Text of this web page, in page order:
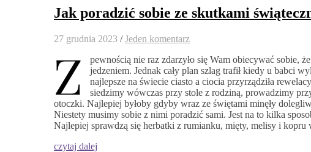
Jak poradzić sobie ze skutkami
27 grudnia 2023 / Jeden komentarz
Z
pewnością nie raz zdarzyło się Wam obiecywać sobie,
jedzeniem. Jednak cały plan szlag trafił kiedy u babci
najlepsze na świecie ciasto a ciocia przyrządziła
siedzimy wówczas przy stole z rodziną, prowadzimy
otoczki. Najlepiej byłoby gdyby wraz ze świętami minęły
Niestety musimy sobie z nimi poradzić sami. Jest na to kilka
Najlepiej sprawdzą się herbatki z rumianku, mięty, melisy i kopru
czytaj dalej